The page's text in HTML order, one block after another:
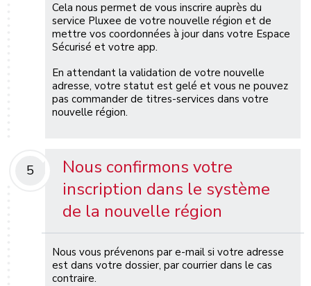
Cela nous permet de vous inscrire auprès du
service Pluxee de votre nouvelle région et de
mettre vos coordonnées à jour dans votre Espace
Sécurisé et votre app.
En attendant la validation de votre nouvelle
adresse, votre statut est gelé et vous ne pouvez
pas commander de titres-services dans votre
nouvelle région.
5
Nous confirmons votre
inscription dans le système
de la nouvelle région
Nous vous prévenons par e-mail si votre adresse
est dans votre dossier, par courrier dans le cas
contraire.